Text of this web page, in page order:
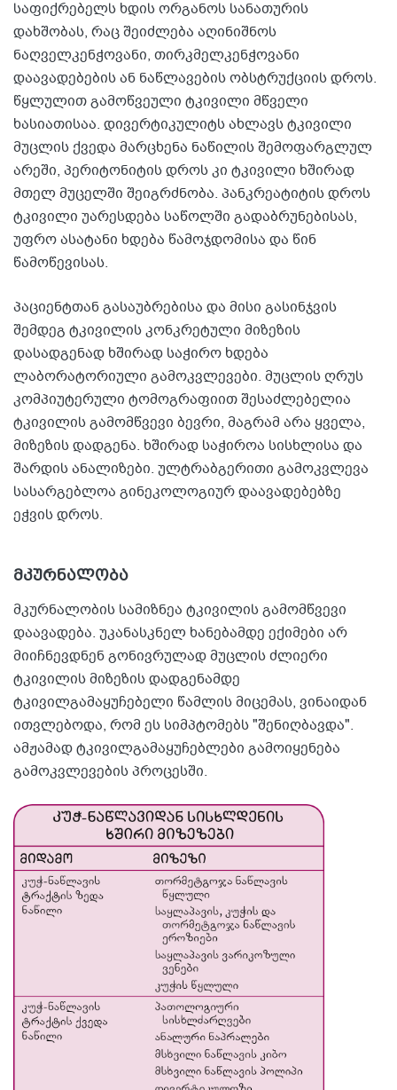
საფიქრებელს ხდის ორგანოს სანათურის
დახშობას, რაც შეიძლება აღინიშნოს
ნაღველკენჭოვანი, თირკმელკენჭოვანი
დაავადებების ან ნაწლავების ობსტრუქციის დროს.
წყლულით გამოწვეული ტკივილი მწველი
ხასიათისაა. დივერტიკულიტს ახლავს ტკივილი
მუცლის ქვედა მარცხენა ნაწილის შემოფარგლულ
არეში, პერიტონიტის დროს კი ტკივილი ხშირად
მთელ მუცელში შეიგრძნობა. პანკრეატიტის დროს
ტკივილი უარესდება საწოლში გადაბრუნებისას,
უფრო ასატანი ხდება წამოჯდომისა და წინ
წამოწევისას.
პაციენტთან გასაუბრებისა და მისი გასინჯვის
შემდეგ ტკივილის კონკრეტული მიზეზის
დასადგენად ხშირად საჭირო ხდება
ლაბორატორიული გამოკვლევები. მუცლის ღრუს
კომპიუტერული ტომოგრაფიით შესაძლებელია
ტკივილის გამომწვევი ბევრი, მაგრამ არა ყველა,
მიზეზის დადგენა. ხშირად საჭიროა სისხლისა და
შარდის ანალიზები. ულტრაბგერითი გამოკვლევა
სასარგებლოა გინეკოლოგიურ დაავადებებზე
ეჭვის დროს.
მკურნალობა
მკურნალობის სამიზნეა ტკივილის გამომწვევი
დაავადება. უკანასკნელ ხანებამდე ექიმები არ
მიიჩნევდნენ გონივრულად მუცლის ძლიერი
ტკივილის მიზეზის დადგენამდე
ტკივილგამაყუჩებელი წამლის მიცემას, ვინაიდან
ითვლებოდა, რომ ეს სიმპტომებს "შენიღბავდა".
ამჟამად ტკივილგამაყუჩებლები გამოიყენება
გამოკვლევების პროცესში.